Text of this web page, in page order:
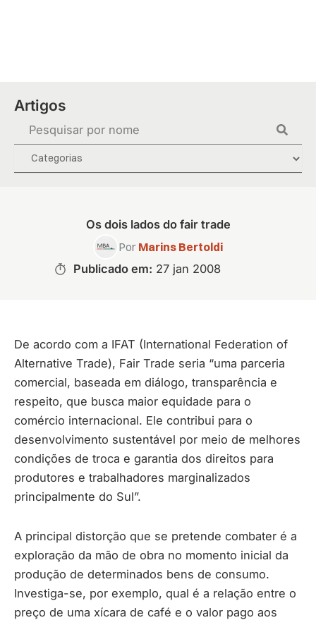
Artigos
Os dois lados do fair trade
Por Marins Bertoldi
Publicado em: 27 jan 2008
De acordo com a IFAT (International Federation of
Alternative Trade), Fair Trade seria “uma parceria
comercial, baseada em diálogo, transparência e
respeito, que busca maior equidade para o
comércio internacional. Ele contribui para o
desenvolvimento sustentável por meio de melhores
condições de troca e garantia dos direitos para
produtores e trabalhadores marginalizados
principalmente do Sul”.
A principal distorção que se pretende combater é a
exploração da mão de obra no momento inicial da
produção de determinados bens de consumo.
Investiga-se, por exemplo, qual é a relação entre o
preço de uma xícara de café e o valor pago aos